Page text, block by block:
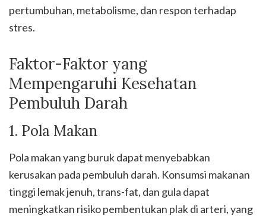
pertumbuhan, metabolisme, dan respon terhadap
stres.
Faktor-Faktor yang
Mempengaruhi Kesehatan
Pembuluh Darah
1. Pola Makan
Pola makan yang buruk dapat menyebabkan
kerusakan pada pembuluh darah. Konsumsi makanan
tinggi lemak jenuh, trans-fat, dan gula dapat
meningkatkan risiko pembentukan plak di arteri, yang